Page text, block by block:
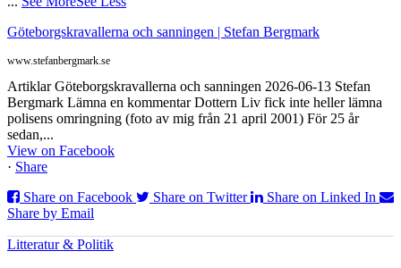
Göteborgskravallerna och sanningen | Stefan Bergmark
www.stefanbergmark.se
Artiklar Göteborgskravallerna och sanningen 2026-06-13 Stefan
Bergmark Lämna en kommentar Dottern Liv fick inte heller lämna
polisens omringning (foto av mig från 21 april 2001) För 25 år
sedan,...
View on Facebook
· Share
Share on Facebook
Share on Twitter
Share on Linked In
Share by Email
Litteratur & Politik